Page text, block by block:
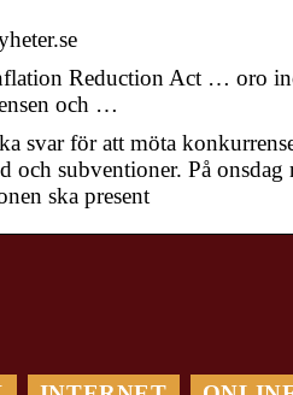
Reduction Act … oro
och …
svar för att möta
och subventioner. På onsdag
ska present